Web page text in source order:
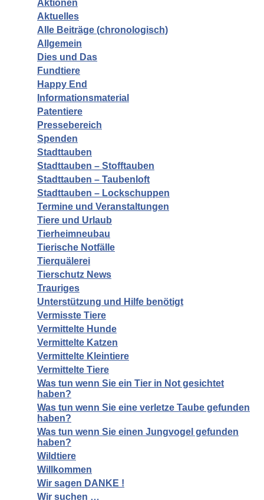
Aktionen
Aktuelles
Alle Beiträge (chronologisch)
Allgemein
Dies und Das
Fundtiere
Happy End
Informationsmaterial
Patentiere
Pressebereich
Spenden
Stadttauben
Stadttauben – Stofftauben
Stadttauben – Taubenloft
Stadttauben – Lockschuppen
Termine und Veranstaltungen
Tiere und Urlaub
Tierheimneubau
Tierische Notfälle
Tierquälerei
Tierschutz News
Trauriges
Unterstützung und Hilfe benötigt
Vermisste Tiere
Vermittelte Hunde
Vermittelte Katzen
Vermittelte Kleintiere
Vermittelte Tiere
Was tun wenn Sie ein Tier in Not gesichtet
haben?
Was tun wenn Sie eine verletze Taube gefunden
haben?
Was tun wenn Sie einen Jungvogel gefunden
haben?
Wildtiere
Willkommen
Wir sagen DANKE !
Wir suchen …